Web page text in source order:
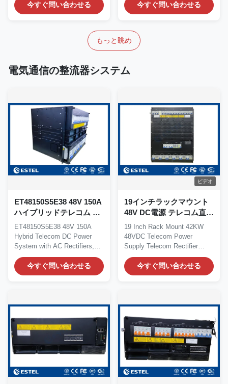
Supply...今すぐ問い合わせる 今すぐ問い合わせる
もっと眺め
電気通信の整流器システム
ET48150S5E38 48V 150A
ハイブリッドテレコム DC
電源システム、AC 整流
器、ソーラー MPPT 入
力、MC2600 モニタリン
グ付き
ET48150S5E38 48V 150A
Hybrid Telecom DC Power
System with AC Rectifiers,
Solar MPPT Inputs and...
今すぐ問い合わせる
ビデオ
19インチラックマウント
48V DC電源 テレコム直線
器 システム 太陽光モジュ
ール SNMP
19 Inch Rack Mount 42KW
48VDC Telecom Power
Supply Telecom Rectifier
18KW Solar Module SNMP
1....
今すぐ問い合わせる